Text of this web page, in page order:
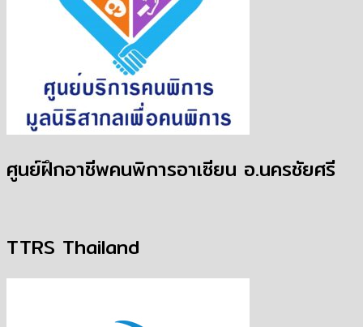
ศูนย์ฝึกอาชีพคนพิการอาเซียน อ.นครชัยศรี
TTRS Thailand